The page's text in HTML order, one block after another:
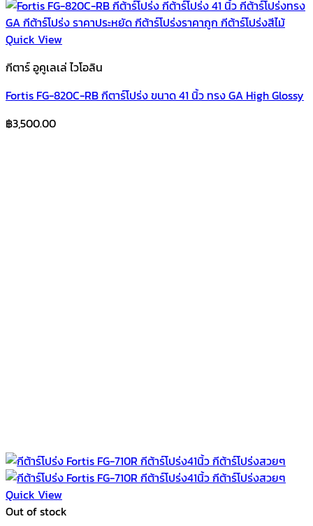
Quick View
กีตาร์ อูคูเลเล่ ไวโอลิน
Fortis FG-820C-RB กีตาร์โปร่ง ขนาด 41 นิ้ว ทรง GA High Glossy
฿3,500.00
Quick View
Out of stock